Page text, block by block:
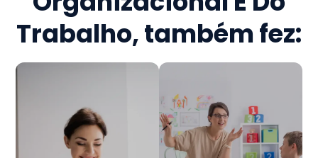
Trabalho, também fez: